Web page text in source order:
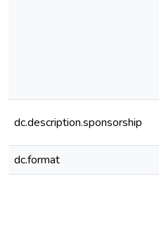
dc.description.sponsorship
dc.format